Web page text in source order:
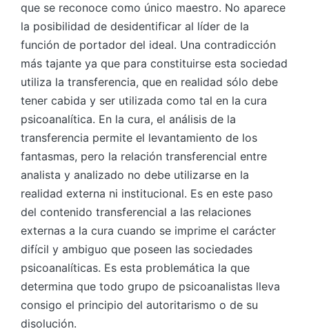
que se reconoce como único maestro. No aparece
la posibilidad de desidentificar al líder de la
función de portador del ideal. Una contradicción
más tajante ya que para constituirse esta sociedad
utiliza la transferencia, que en realidad sólo debe
tener cabida y ser utilizada como tal en la cura
psicoanalítica. En la cura, el análisis de la
transferencia permite el levantamiento de los
fantasmas, pero la relación transferencial entre
analista y analizado no debe utilizarse en la
realidad externa ni institucional. Es en este paso
del contenido transferencial a las relaciones
externas a la cura cuando se imprime el carácter
difícil y ambiguo que poseen las sociedades
psicoanalíticas. Es esta problemática la que
determina que todo grupo de psicoanalistas lleva
consigo el principio del autoritarismo o de su
disolución.